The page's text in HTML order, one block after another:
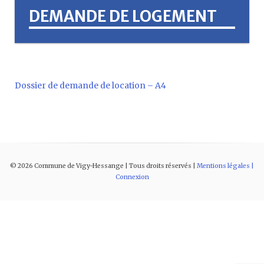
DEMANDE DE LOGEMENT
Dossier de demande de location – A4
© 2026 Commune de Vigy-Hessange | Tous droits réservés | Mentions légales |
Connexion